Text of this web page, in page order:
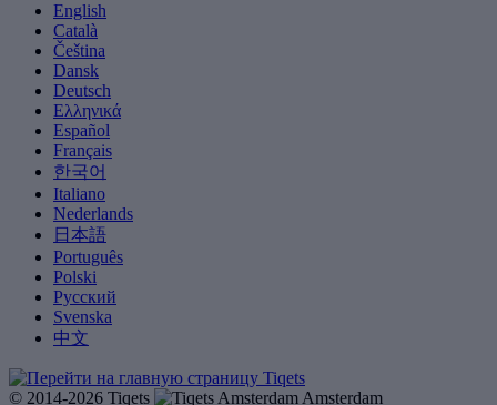
English
Català
Čeština
Dansk
Deutsch
Ελληνικά
Español
Français
한국어
Italiano
Nederlands
日本語
Português
Polski
Русский
Svenska
中文
© 2014-2026 Tiqets
Amsterdam